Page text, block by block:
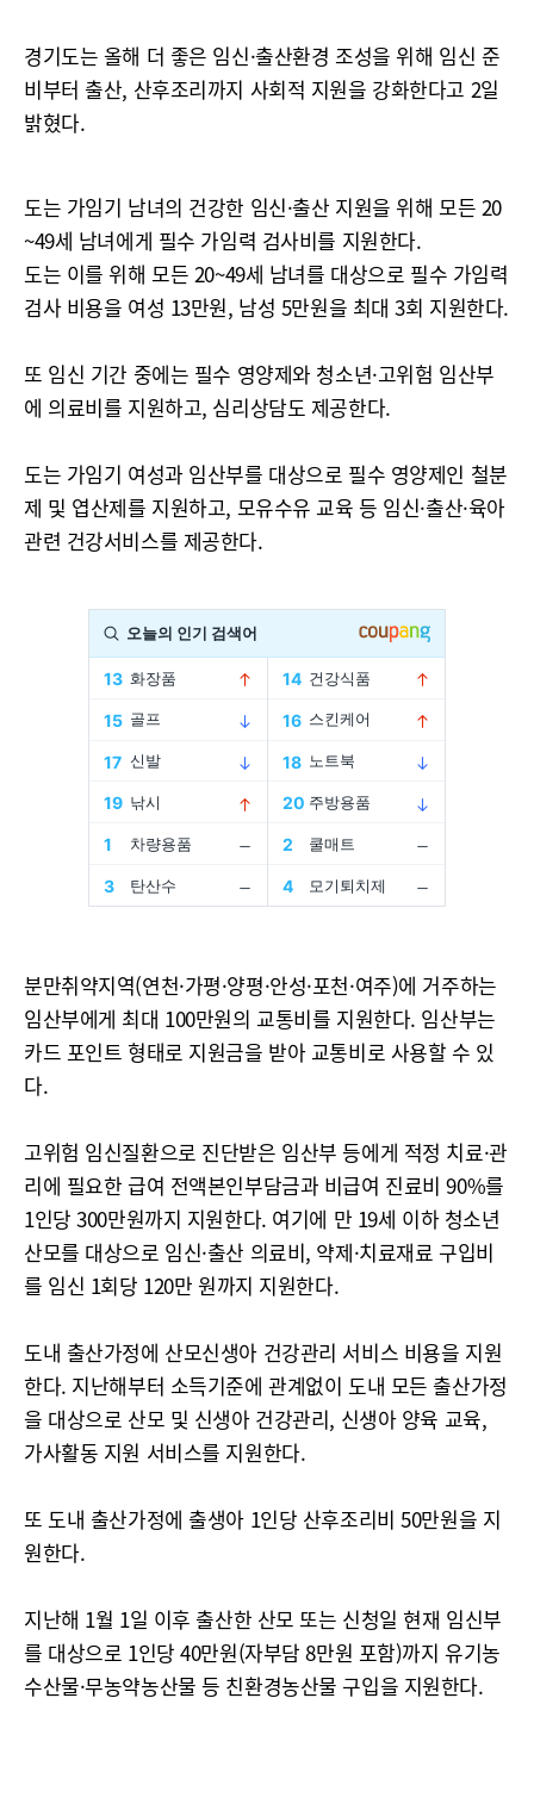
경기도는 올해 더 좋은 임신·출산환경 조성을 위해 임신 준
비부터 출산, 산후조리까지 사회적 지원을 강화한다고 2일
밝혔다.
도는 가임기 남녀의 건강한 임신·출산 지원을 위해 모든 20
~49세 남녀에게 필수 가임력 검사비를 지원한다.
도는 이를 위해 모든 20~49세 남녀를 대상으로 필수 가임력
검사 비용을 여성 13만원, 남성 5만원을 최대 3회 지원한다.
또 임신 기간 중에는 필수 영양제와 청소년·고위험 임산부
에 의료비를 지원하고, 심리상담도 제공한다.
도는 가임기 여성과 임산부를 대상으로 필수 영양제인 철분
제 및 엽산제를 지원하고, 모유수유 교육 등 임신·출산·육아
관련 건강서비스를 제공한다.
분만취약지역(연천·가평·양평·안성·포천·여주)에 거주하는
임산부에게 최대 100만원의 교통비를 지원한다. 임산부는
카드 포인트 형태로 지원금을 받아 교통비로 사용할 수 있
다.
고위험 임신질환으로 진단받은 임산부 등에게 적정 치료·관
리에 필요한 급여 전액본인부담금과 비급여 진료비 90%를
1인당 300만원까지 지원한다. 여기에 만 19세 이하 청소년
산모를 대상으로 임신·출산 의료비, 약제·치료재료 구입비
를 임신 1회당 120만 원까지 지원한다.
도내 출산가정에 산모신생아 건강관리 서비스 비용을 지원
한다. 지난해부터 소득기준에 관계없이 도내 모든 출산가정
을 대상으로 산모 및 신생아 건강관리, 신생아 양육 교육,
가사활동 지원 서비스를 지원한다.
또 도내 출산가정에 출생아 1인당 산후조리비 50만원을 지
원한다.
지난해 1월 1일 이후 출산한 산모 또는 신청일 현재 임신부
를 대상으로 1인당 40만원(자부담 8만원 포함)까지 유기농
수산물·무농약농산물 등 친환경농산물 구입을 지원한다.